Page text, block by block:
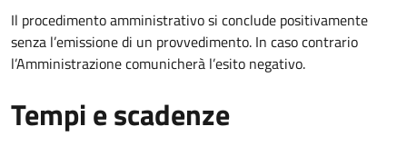
Il procedimento amministrativo si conclude positivamente
senza l’emissione di un provvedimento. In caso contrario
l’Amministrazione comunicherà l’esito negativo.
Tempi e scadenze